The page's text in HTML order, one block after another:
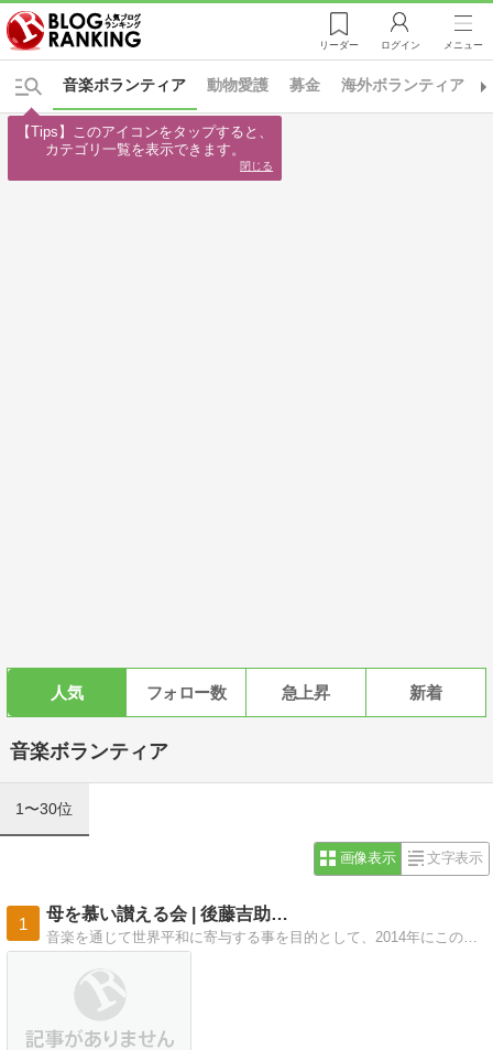
リーダー ログイン メニュー
動物愛護 募金 海外ボランティア
音楽ボランティア
人気 フォロー数 急上昇 新着
音楽ボランティア
1〜30位
画像表示 文字表示
1
母を慕い讃える会 | 後藤吉助…
音楽を通じて世界平和に寄与する事を目的として、2014年にこの「母を慕い讃える会」を立ち上げました。nikkankakehashi@yahoo.co.jp
【Tips】このアイコンをタップすると、
カテゴリ一覧を表示できます。
閉じる